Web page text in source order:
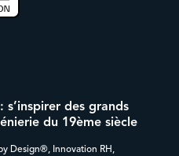
s’inspirer des grands
du 19ème siècle
Design®, Innovation RH,